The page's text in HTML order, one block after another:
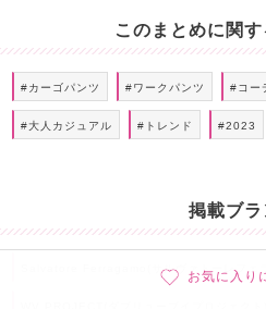
お気に入り
このまとめに関
#カーゴパンツ #ワークパンツ #コー
#大人カジュアル #トレンド #2023
掲載ブラ
Salvatore Ferragamo(サルヴァトーレフェ